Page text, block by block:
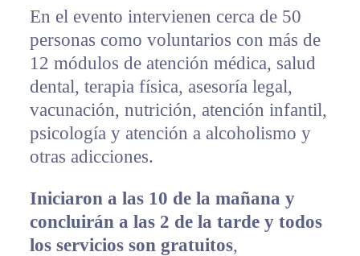
En el evento intervienen cerca de 50
personas como voluntarios con más de
12 módulos de atención médica, salud
dental, terapia física, asesoría legal,
vacunación, nutrición, atención infantil,
psicología y atención a alcoholismo y
otras adicciones.
Iniciaron a las 10 de la mañana y
concluirán a las 2 de la tarde y todos
los servicios son gratuitos,